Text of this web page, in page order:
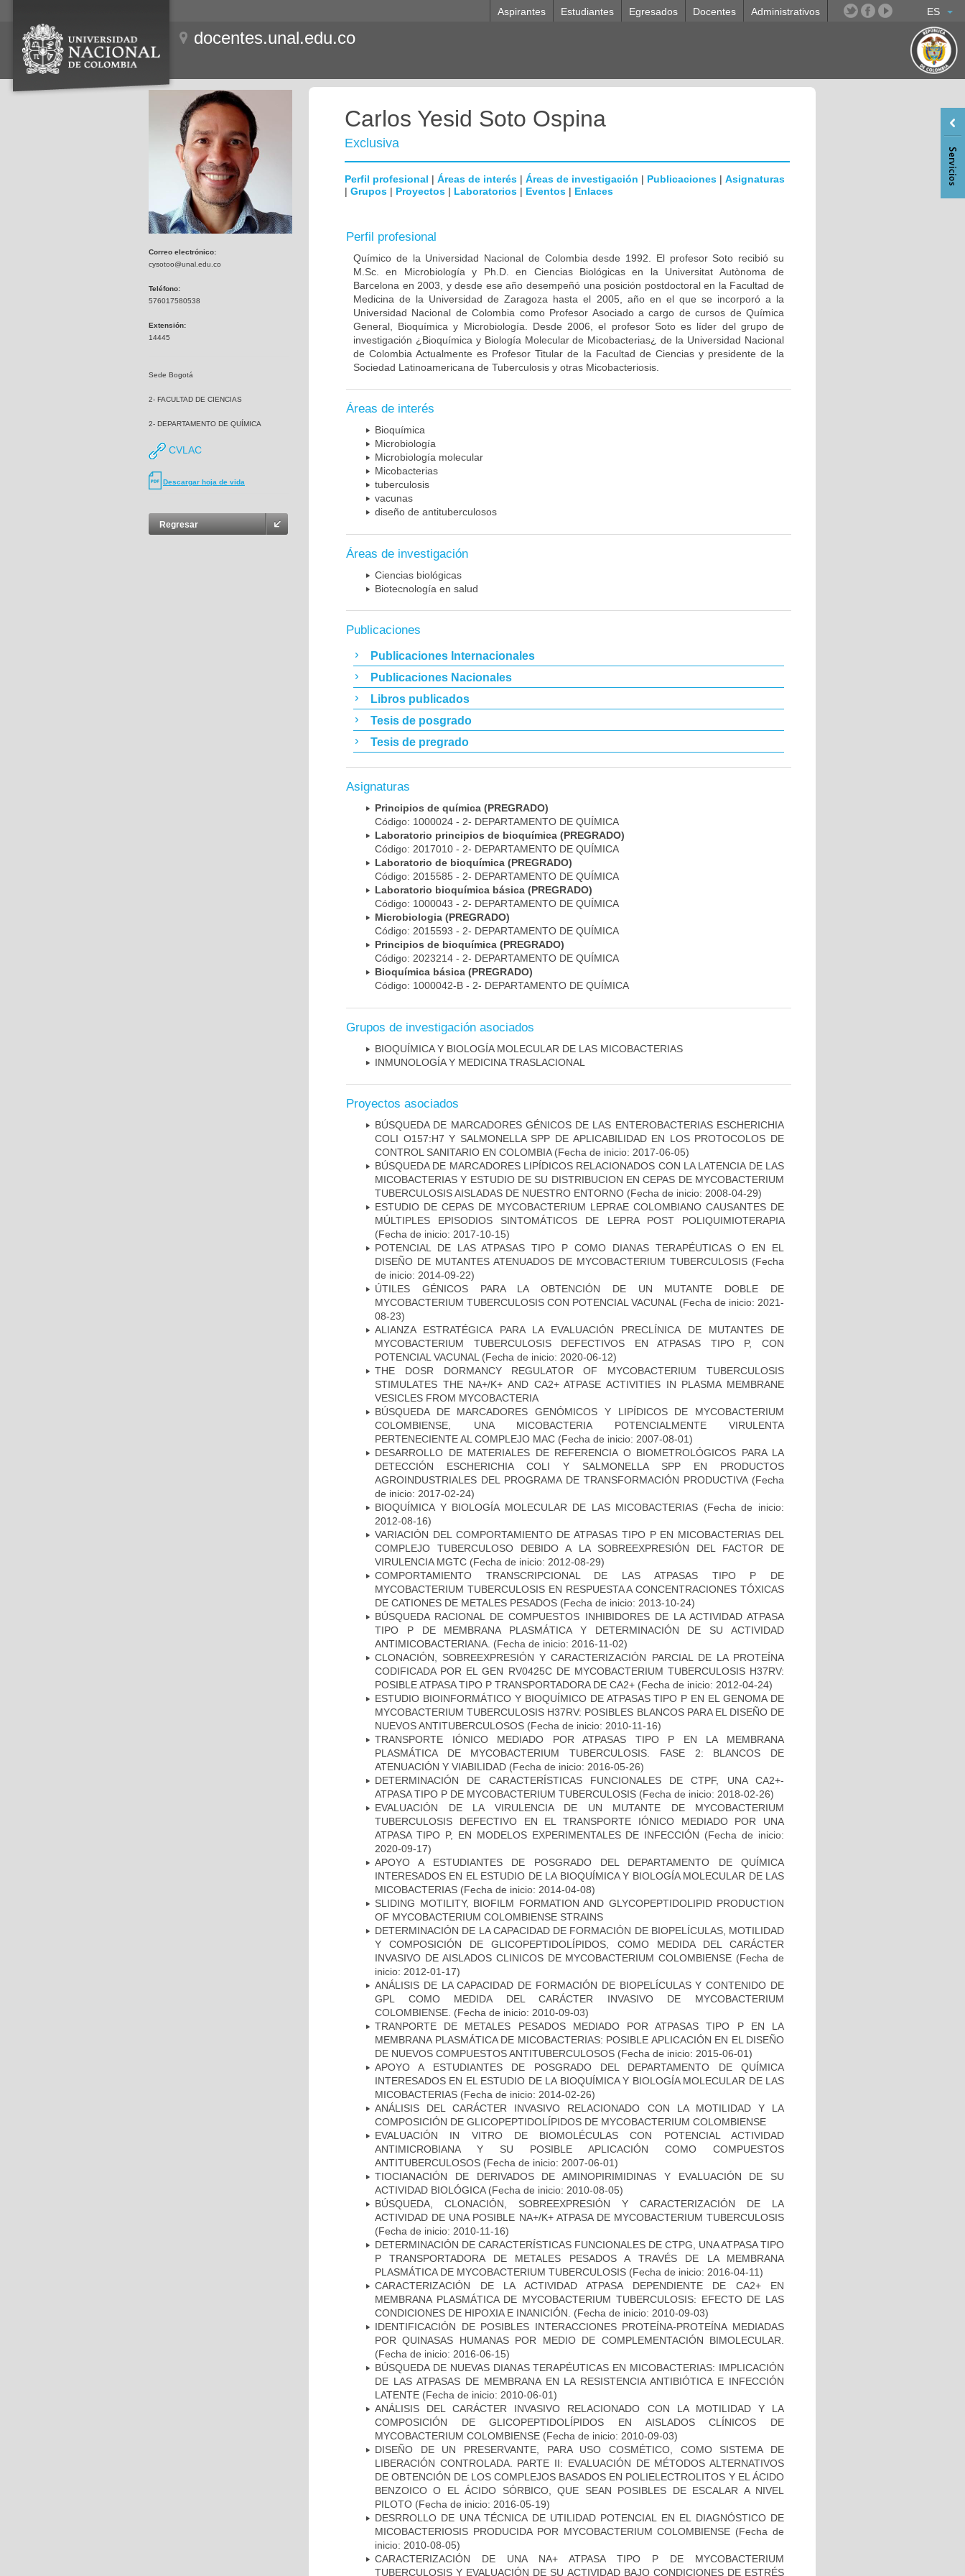
ES
Aspirantes Estudiantes Egresados Docentes Administrativos
docentes.unal.edu.co
Correo electrónico:
cysotoo@unal.edu.co
Teléfono:
576017580538
Extensión:
14445
Sede Bogotá
2- FACULTAD DE CIENCIAS
2- DEPARTAMENTO DE QUÍMICA
CVLAC
Descargar hoja de vida
Regresar
Carlos Yesid Soto Ospina
Exclusiva
Perfil profesional | Áreas de interés | Áreas de investigación | Publicaciones | Asignaturas
| Grupos | Proyectos | Laboratorios | Eventos | Enlaces
Perfil profesional
Químico de la Universidad Nacional de Colombia desde 1992. El profesor Soto recibió su
M.Sc. en Microbiología y Ph.D. en Ciencias Biológicas en la Universitat Autònoma de
Barcelona en 2003, y desde ese año desempeñó una posición postdoctoral en la Facultad de
Medicina de la Universidad de Zaragoza hasta el 2005, año en el que se incorporó a la
Universidad Nacional de Colombia como Profesor Asociado a cargo de cursos de Química
General, Bioquímica y Microbiología. Desde 2006, el profesor Soto es líder del grupo de
investigación ¿Bioquímica y Biología Molecular de Micobacterias¿ de la Universidad Nacional
de Colombia Actualmente es Profesor Titular de la Facultad de Ciencias y presidente de la
Sociedad Latinoamericana de Tuberculosis y otras Micobacteriosis.
Áreas de interés
Bioquímica
Microbiología
Microbiología molecular
Micobacterias
tuberculosis
vacunas
diseño de antituberculosos
Áreas de investigación
Ciencias biológicas
Biotecnología en salud
Publicaciones
Publicaciones Internacionales
Publicaciones Nacionales
Libros publicados
Tesis de posgrado
Tesis de pregrado
Asignaturas
Principios de química (PREGRADO)
Código: 1000024 - 2- DEPARTAMENTO DE QUÍMICA
Laboratorio principios de bioquímica (PREGRADO)
Código: 2017010 - 2- DEPARTAMENTO DE QUÍMICA
Laboratorio de bioquímica (PREGRADO)
Código: 2015585 - 2- DEPARTAMENTO DE QUÍMICA
Laboratorio bioquímica básica (PREGRADO)
Código: 1000043 - 2- DEPARTAMENTO DE QUÍMICA
Microbiologia (PREGRADO)
Código: 2015593 - 2- DEPARTAMENTO DE QUÍMICA
Principios de bioquímica (PREGRADO)
Código: 2023214 - 2- DEPARTAMENTO DE QUÍMICA
Bioquímica básica (PREGRADO)
Código: 1000042-B - 2- DEPARTAMENTO DE QUÍMICA
Grupos de investigación asociados
BIOQUÍMICA Y BIOLOGÍA MOLECULAR DE LAS MICOBACTERIAS
INMUNOLOGÍA Y MEDICINA TRASLACIONAL
Proyectos asociados
BÚSQUEDA DE MARCADORES GÉNICOS DE LAS ENTEROBACTERIAS ESCHERICHIA
COLI O157:H7 Y SALMONELLA SPP DE APLICABILIDAD EN LOS PROTOCOLOS DE
CONTROL SANITARIO EN COLOMBIA(Fecha de inicio: 2017-06-05)
BÚSQUEDA DE MARCADORES LIPÍDICOS RELACIONADOS CON LA LATENCIA DE LAS
MICOBACTERIAS Y ESTUDIO DE SU DISTRIBUCION EN CEPAS DE MYCOBACTERIUM
TUBERCULOSIS AISLADAS DE NUESTRO ENTORNO (Fecha de inicio: 2008-04-29)
ESTUDIO DE CEPAS DE MYCOBACTERIUM LEPRAE COLOMBIANO CAUSANTES DE
MÚLTIPLES EPISODIOS SINTOMÁTICOS DE LEPRA POST POLIQUIMIOTERAPIA
(Fecha de inicio: 2017-10-15)
POTENCIAL DE LAS ATPASAS TIPO P COMO DIANAS TERAPÉUTICAS O EN EL
DISEÑO DE MUTANTES ATENUADOS DE MYCOBACTERIUM TUBERCULOSIS (Fecha
de inicio: 2014-09-22)
ÚTILES GÉNICOS PARA LA OBTENCIÓN DE UN MUTANTE DOBLE DE
MYCOBACTERIUM TUBERCULOSIS CON POTENCIAL VACUNAL (Fecha de inicio: 2021-
08-23)
ALIANZA ESTRATÉGICA PARA LA EVALUACIÓN PRECLÍNICA DE MUTANTES DE
MYCOBACTERIUM TUBERCULOSIS DEFECTIVOS EN ATPASAS TIPO P, CON
POTENCIAL VACUNAL (Fecha de inicio: 2020-06-12)
THE DOSR DORMANCY REGULATOR OF MYCOBACTERIUM TUBERCULOSIS
STIMULATES THE NA+/K+ AND CA2+ ATPASE ACTIVITIES IN PLASMA MEMBRANE
VESICLES FROM MYCOBACTERIA
BÚSQUEDA DE MARCADORES GENÓMICOS Y LIPÍDICOS DE MYCOBACTERIUM
COLOMBIENSE, UNA MICOBACTERIA POTENCIALMENTE VIRULENTA
PERTENECIENTE AL COMPLEJO MAC (Fecha de inicio: 2007-08-01)
DESARROLLO DE MATERIALES DE REFERENCIA O BIOMETROLÓGICOS PARA LA
DETECCIÓN ESCHERICHIA COLI Y SALMONELLA SPP EN PRODUCTOS
AGROINDUSTRIALES DEL PROGRAMA DE TRANSFORMACIÓN PRODUCTIVA(Fecha
de inicio: 2017-02-24)
BIOQUÍMICA Y BIOLOGÍA MOLECULAR DE LAS MICOBACTERIAS (Fecha de inicio:
2012-08-16)
VARIACIÓN DEL COMPORTAMIENTO DE ATPASAS TIPO P EN MICOBACTERIAS DEL
COMPLEJO TUBERCULOSO DEBIDO A LA SOBREEXPRESIÓN DEL FACTOR DE
VIRULENCIA MGTC (Fecha de inicio: 2012-08-29)
COMPORTAMIENTO TRANSCRIPCIONAL DE LAS ATPASAS TIPO P DE
MYCOBACTERIUM TUBERCULOSIS EN RESPUESTA A CONCENTRACIONES TÓXICAS
DE CATIONES DE METALES PESADOS (Fecha de inicio: 2013-10-24)
BÚSQUEDA RACIONAL DE COMPUESTOS INHIBIDORES DE LA ACTIVIDAD ATPASA
TIPO P DE MEMBRANA PLASMÁTICA Y DETERMINACIÓN DE SU ACTIVIDAD
ANTIMICOBACTERIANA. (Fecha de inicio: 2016-11-02)
CLONACIÓN, SOBREEXPRESIÓN Y CARACTERIZACIÓN PARCIAL DE LA PROTEÍNA
CODIFICADA POR EL GEN RV0425C DE MYCOBACTERIUM TUBERCULOSIS H37RV:
POSIBLE ATPASA TIPO P TRANSPORTADORA DE CA2+ (Fecha de inicio: 2012-04-24)
ESTUDIO BIOINFORMÁTICO Y BIOQUÍMICO DE ATPASAS TIPO P EN EL GENOMA DE
MYCOBACTERIUM TUBERCULOSIS H37RV: POSIBLES BLANCOS PARA EL DISEÑO DE
NUEVOS ANTITUBERCULOSOS (Fecha de inicio: 2010-11-16)
TRANSPORTE IÓNICO MEDIADO POR ATPASAS TIPO P EN LA MEMBRANA
PLASMÁTICA DE MYCOBACTERIUM TUBERCULOSIS. FASE 2: BLANCOS DE
ATENUACIÓN Y VIABILIDAD (Fecha de inicio: 2016-05-26)
DETERMINACIÓN DE CARACTERÍSTICAS FUNCIONALES DE CTPF, UNA CA2+-
ATPASA TIPO P DE MYCOBACTERIUM TUBERCULOSIS (Fecha de inicio: 2018-02-26)
EVALUACIÓN DE LA VIRULENCIA DE UN MUTANTE DE MYCOBACTERIUM
TUBERCULOSIS DEFECTIVO EN EL TRANSPORTE IÓNICO MEDIADO POR UNA
ATPASA TIPO P, EN MODELOS EXPERIMENTALES DE INFECCIÓN (Fecha de inicio:
2020-09-17)
APOYO A ESTUDIANTES DE POSGRADO DEL DEPARTAMENTO DE QUÍMICA
INTERESADOS EN EL ESTUDIO DE LA BIOQUÍMICA Y BIOLOGÍA MOLECULAR DE LAS
MICOBACTERIAS (Fecha de inicio: 2014-04-08)
SLIDING MOTILITY, BIOFILM FORMATION AND GLYCOPEPTIDOLIPID PRODUCTION
OF MYCOBACTERIUM COLOMBIENSE STRAINS
DETERMINACIÓN DE LA CAPACIDAD DE FORMACIÓN DE BIOPELÍCULAS, MOTILIDAD
Y COMPOSICIÓN DE GLICOPEPTIDOLÍPIDOS, COMO MEDIDA DEL CARÁCTER
INVASIVO DE AISLADOS CLINICOS DE MYCOBACTERIUM COLOMBIENSE (Fecha de
inicio: 2012-01-17)
ANÁLISIS DE LA CAPACIDAD DE FORMACIÓN DE BIOPELÍCULAS Y CONTENIDO DE
GPL COMO MEDIDA DEL CARÁCTER INVASIVO DE MYCOBACTERIUM
COLOMBIENSE. (Fecha de inicio: 2010-09-03)
TRANPORTE DE METALES PESADOS MEDIADO POR ATPASAS TIPO P EN LA
MEMBRANA PLASMÁTICA DE MICOBACTERIAS: POSIBLE APLICACIÓN EN EL DISEÑO
DE NUEVOS COMPUESTOS ANTITUBERCULOSOS (Fecha de inicio: 2015-06-01)
APOYO A ESTUDIANTES DE POSGRADO DEL DEPARTAMENTO DE QUÍMICA
INTERESADOS EN EL ESTUDIO DE LA BIOQUÍMICA Y BIOLOGÍA MOLECULAR DE LAS
MICOBACTERIAS (Fecha de inicio: 2014-02-26)
ANÁLISIS DEL CARÁCTER INVASIVO RELACIONADO CON LA MOTILIDAD Y LA
COMPOSICIÓN DE GLICOPEPTIDOLÍPIDOS DE MYCOBACTERIUM COLOMBIENSE
EVALUACIÓN IN VITRO DE BIOMOLÉCULAS CON POTENCIAL ACTIVIDAD
ANTIMICROBIANA Y SU POSIBLE APLICACIÓN COMO COMPUESTOS
ANTITUBERCULOSOS (Fecha de inicio: 2007-06-01)
TIOCIANACIÓN DE DERIVADOS DE AMINOPIRIMIDINAS Y EVALUACIÓN DE SU
ACTIVIDAD BIOLÓGICA(Fecha de inicio: 2010-08-05)
BÚSQUEDA, CLONACIÓN, SOBREEXPRESIÓN Y CARACTERIZACIÓN DE LA
ACTIVIDAD DE UNA POSIBLE NA+/K+ ATPASA DE MYCOBACTERIUM TUBERCULOSIS
(Fecha de inicio: 2010-11-16)
DETERMINACIÓN DE CARACTERÍSTICAS FUNCIONALES DE CTPG, UNA ATPASA TIPO
P TRANSPORTADORA DE METALES PESADOS A TRAVÉS DE LA MEMBRANA
PLASMÁTICA DE MYCOBACTERIUM TUBERCULOSIS (Fecha de inicio: 2016-04-11)
CARACTERIZACIÓN DE LA ACTIVIDAD ATPASA DEPENDIENTE DE CA2+ EN
MEMBRANA PLASMÁTICA DE MYCOBACTERIUM TUBERCULOSIS: EFECTO DE LAS
CONDICIONES DE HIPOXIA E INANICIÓN.
(Fecha de inicio: 2010-09-03)
IDENTIFICACIÓN DE POSIBLES INTERACCIONES PROTEÍNA-PROTEÍNA MEDIADAS
POR QUINASAS HUMANAS POR MEDIO DE COMPLEMENTACIÓN BIMOLECULAR.
(Fecha de inicio: 2016-06-15)
BÚSQUEDA DE NUEVAS DIANAS TERAPÉUTICAS EN MICOBACTERIAS: IMPLICACIÓN
DE LAS ATPASAS DE MEMBRANA EN LA RESISTENCIA ANTIBIÓTICA E INFECCIÓN
LATENTE (Fecha de inicio: 2010-06-01)
ANÁLISIS DEL CARÁCTER INVASIVO RELACIONADO CON LA MOTILIDAD Y LA
COMPOSICIÓN DE GLICOPEPTIDOLÍPIDOS EN AISLADOS CLÍNICOS DE
MYCOBACTERIUM COLOMBIENSE (Fecha de inicio: 2010-09-03)
DISEÑO DE UN PRESERVANTE, PARA USO COSMÉTICO, COMO SISTEMA DE
LIBERACIÓN CONTROLADA. PARTE II: EVALUACIÓN DE MÉTODOS ALTERNATIVOS
DE OBTENCIÓN DE LOS COMPLEJOS BASADOS EN POLIELECTROLITOS Y EL ÁCIDO
BENZOICO O EL ÁCIDO SÓRBICO, QUE SEAN POSIBLES DE ESCALAR A NIVEL
PILOTO (Fecha de inicio: 2016-05-19)
DESRROLLO DE UNA TÉCNICA DE UTILIDAD POTENCIAL EN EL DIAGNÓSTICO DE
MICOBACTERIOSIS PRODUCIDA POR MYCOBACTERIUM COLOMBIENSE (Fecha de
inicio: 2010-08-05)
CARACTERIZACIÓN DE UNA NA+ ATPASA TIPO P DE MYCOBACTERIUM
TUBERCULOSIS Y EVALUACIÓN DE SU ACTIVIDAD BAJO CONDICIONES DE ESTRÉS